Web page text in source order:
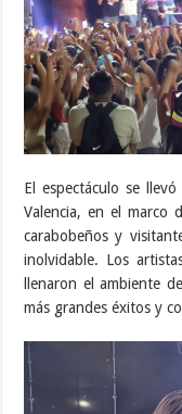
El espectáculo se
Valencia, en el marco
carabobeños y
inolvidable. Los
llenaron el ambiente
más grandes éxitos y